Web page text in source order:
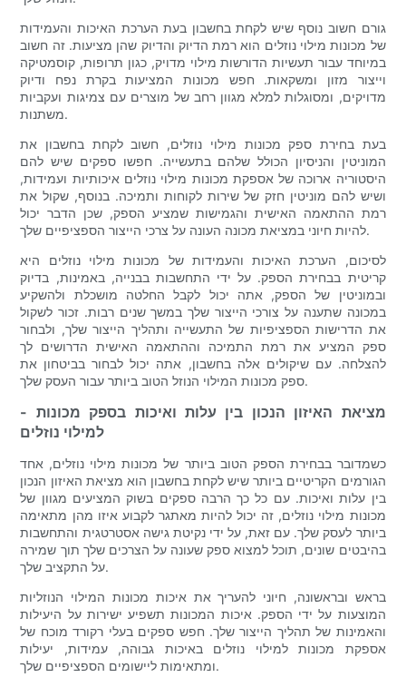
גורם חשוב נוסף שיש לקחת בחשבון בעת ​​הערכת האיכות והעמידות
של מכונות מילוי נוזלים הוא רמת הדיוק והדיוק שהן מציעות. זה חשוב
במיוחד עבור תעשיות הדורשות מילוי מדויק, כגון תרופות, קוסמטיקה
וייצור מזון ומשקאות. חפש מכונות המציעות בקרת נפח ודיוק
מדויקים, ומסוגלות למלא מגוון רחב של מוצרים עם צמיגות ועקביות
משתנות.
בעת בחירת ספק מכונות מילוי נוזלים, חשוב לקחת בחשבון את
המוניטין והניסיון הכולל שלהם בתעשייה. חפשו ספקים שיש להם
היסטוריה ארוכה של אספקת מכונות מילוי נוזלים איכותיות ועמידות,
ושיש להם מוניטין חזק של שירות לקוחות ותמיכה. בנוסף, שקול את
רמת ההתאמה האישית והגמישות שמציע הספק, שכן הדבר יכול
להיות חיוני במציאת מכונה העונה על צרכי הייצור הספציפיים שלך.
לסיכום, הערכת האיכות והעמידות של מכונות מילוי נוזלים היא
קריטית בבחירת הספק. על ידי התחשבות בבנייה, באמינות, בדיוק
ובמוניטין של הספק, אתה יכול לקבל החלטה מושכלת ולהשקיע
במכונה שתענה על צורכי הייצור שלך במשך שנים רבות. זכור לשקול
את הדרישות הספציפיות של התעשייה ותהליך הייצור שלך, ולבחור
ספק המציע את רמת התמיכה וההתאמה האישית הדרושים לך
להצלחה. עם שיקולים אלה בחשבון, אתה יכול לבחור בביטחון את
ספק מכונות המילוי הנוזל הטוב ביותר עבור העסק שלך.
- מציאת האיזון הנכון בין עלות ואיכות בספק מכונות
למילוי נוזלים
כשמדובר בבחירת הספק הטוב ביותר של מכונות מילוי נוזלים, אחד
הגורמים הקריטיים ביותר שיש לקחת בחשבון הוא מציאת האיזון הנכון
בין עלות ואיכות. עם כל כך הרבה ספקים בשוק המציעים מגוון של
מכונות מילוי נוזלים, זה יכול להיות מאתגר לקבוע איזו מהן מתאימה
ביותר לעסק שלך. עם זאת, על ידי נקיטת גישה אסטרטגית והתחשבות
בהיבטים שונים, תוכל למצוא ספק שעונה על הצרכים שלך תוך שמירה
על התקציב שלך.
בראש ובראשונה, חיוני להעריך את איכות מכונות המילוי הנוזליות
המוצעות על ידי הספק. איכות המכונות תשפיע ישירות על היעילות
והאמינות של תהליך הייצור שלך. חפש ספקים בעלי רקורד מוכח של
אספקת מכונות למילוי נוזלים באיכות גבוהה, עמידות, יעילות
ומתאימות ליישומים הספציפיים שלך.